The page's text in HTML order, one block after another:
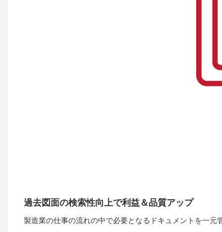
過去図面の検索性向上で利益＆品質アップ
製造業の仕事の流れの中で必要となるドキュメントを一